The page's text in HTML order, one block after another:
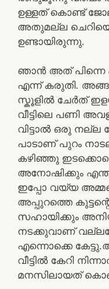
ഉള്ളത് കൊണ്ട്
അതുമല്ല
ഉണ്ടായിരുന്നു.
ഞാൻ അത് പിന്നെ
എന്ന് കരുതി.
സ്കൂളിൽ ചേർത്
വീട്ടിലെ പണി
വിട്ടാൽ ഒരു നല്ല
പാടാണ് പുറം
കഴിഞ്ഞു
അനോഷിക്കും
ഇപ്പോ വയ്യ
അപ്പുറത്തെ
സഹായിക്കും
നടക്കുവാണ്
എന്നൊക്കെ
വീട്ടിൽ കേറി
മനസിലായത്